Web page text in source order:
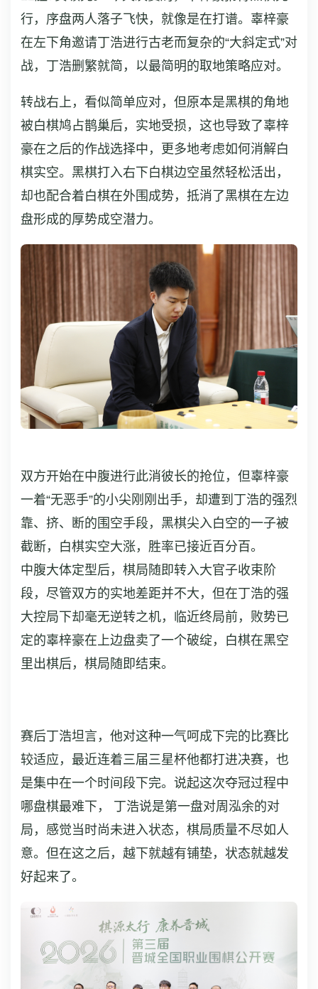
行，序盘两人落子飞快，就像是在打谱。辜梓豪
在左下角邀请丁浩进行古老而复杂的“大斜定式”对
战，丁浩删繁就简，以最简明的取地策略应对。
转战右上，看似简单应对，但原本是黑棋的角地
被白棋鸠占鹊巢后，实地受损，这也导致了辜梓
豪在之后的作战选择中，更多地考虑如何消解白
棋实空。黑棋打入右下白棋边空虽然轻松活出，
却也配合着白棋在外围成势，抵消了黑棋在左边
盘形成的厚势成空潜力。
双方开始在中腹进行此消彼长的抢位，但辜梓豪
一着“无恶手”的小尖刚刚出手，却遭到丁浩的强烈
靠、挤、断的围空手段，黑棋尖入白空的一子被
截断，白棋实空大涨，胜率已接近百分百。
中腹大体定型后，棋局随即转入大官子收束阶
段，尽管双方的实地差距并不大，但在丁浩的强
大控局下却毫无逆转之机，临近终局前，败势已
定的辜梓豪在上边盘卖了一个破绽，白棋在黑空
里出棋后，棋局随即结束。
赛后丁浩坦言，他对这种一气呵成下完的比赛比
较适应，最近连着三届三星杯他都打进决赛，也
是集中在一个时间段下完。说起这次夺冠过程中
哪盘棋最难下， 丁浩说是第一盘对周泓余的对
局，感觉当时尚未进入状态，棋局质量不尽如人
意。但在这之后，越下就越有铺垫，状态就越发
好起来了。